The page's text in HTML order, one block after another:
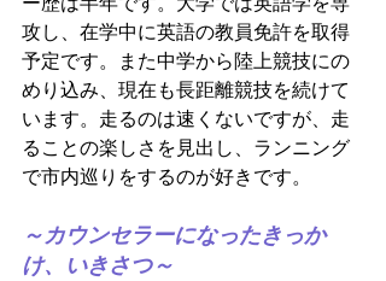
攻し、在学中に英語の教員免許を取得
予定です。また中学から陸上競技にの
めり込み、現在も長距離競技を続けて
います。走るのは速くないですが、走
ることの楽しさを見出し、ランニング
で市内巡りをするのが好きです。
～カウンセラーになったきっか
け、いきさつ～